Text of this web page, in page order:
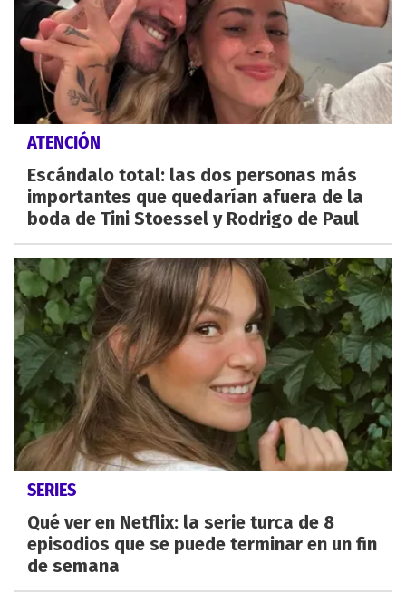
ATENCIÓN
Escándalo total: las dos personas más
importantes que quedarían afuera de la
boda de Tini Stoessel y Rodrigo de Paul
SERIES
Qué ver en Netflix: la serie turca de 8
episodios que se puede terminar en un fin
de semana